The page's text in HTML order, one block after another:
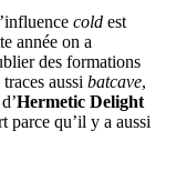
cold est
année on a
des formations
aussi batcave,
Hermetic Delight
parce qu’il y a aussi